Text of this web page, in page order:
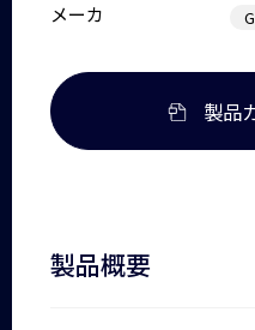
メーカ
製品
製品概要